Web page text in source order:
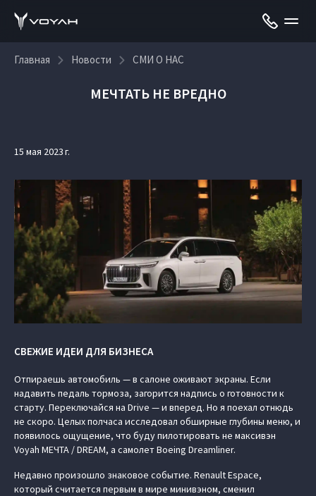
Главная Новости СМИ О НАС
МЕЧТАТЬ НЕ ВРЕДНО
15 мая 2023 г.
СВЕЖИЕ ИДЕИ ДЛЯ БИЗНЕСА
Отпираешь автомобиль — в салоне оживают экраны. Если
надавить педаль тормоза, загорится надпись о готовности к
старту. Переключайся на Drive — и вперед. Но я поехал отнюдь
не скоро. Целых полчаса исследовал обширные глубины меню, и
появилось ощущение, что буду пилотировать не максивэн
Voyah МЕЧТА / DREAM, а самолет Boeing Dreamliner.
Недавно произошло знаковое событие. Renault Espace,
который считается первым в мире минивэном, сменил